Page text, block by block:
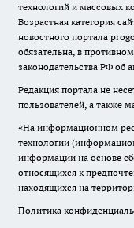
технологий и массовых
Возрастная категория
новостного портала
обязательна, в
законодательства РФ об
Редакция портала не
пользователей, а также
«На информационном
технологии
информации на основе
относящихся к
находящихся на
Политика